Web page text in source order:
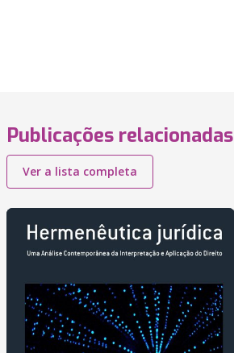
Publicações relacionadas
Ver a lista completa